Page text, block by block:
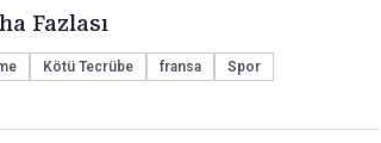
Fazlası
Kötü Tecrübe fransa Spor